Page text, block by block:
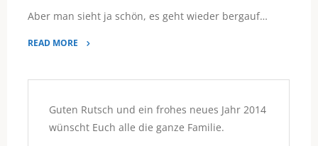
Aber man sieht ja schön, es geht wieder bergauf…
READ MORE
Guten Rutsch und ein frohes neues Jahr 2014
wünscht Euch alle die ganze Familie.